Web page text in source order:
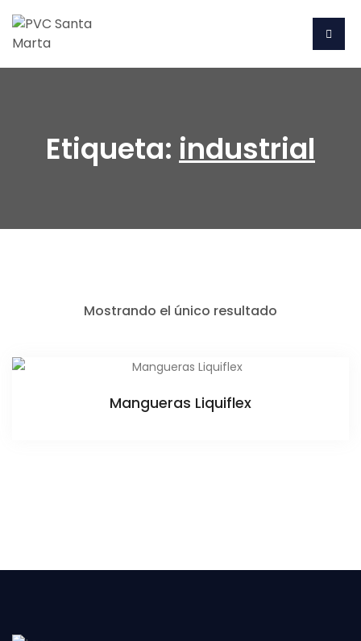
Etiqueta: industrial
Mostrando el único resultado
Mangueras Liquiflex